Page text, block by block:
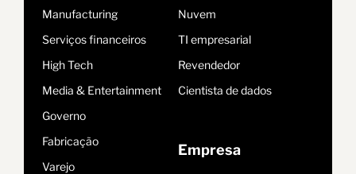
Manufacturing
Serviços financeiros
High Tech
Media & Entertainment
Governo
Fabricação
Varejo
Nuvem
TI empresarial
Revendedor
Cientista de dados
Empresa